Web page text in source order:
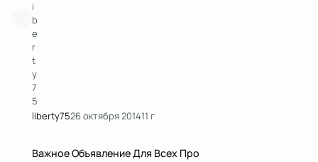
liberty7526 октября 201411 г
Важное Объявление Для Всех Про